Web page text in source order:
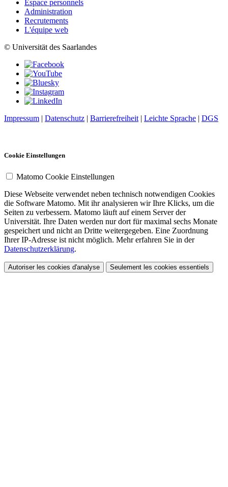
Espace personnels
Administration
Recrutements
L'équipe web
© Universität des Saarlandes
Impressum | Datenschutz | Barrierefreiheit | Leichte Sprache | DGS
Cookie Einstellungen
Matomo Cookie Einstellungen
Diese Webseite verwendet neben technisch notwendigen Cookies
die Software Matomo. Mit ihr analysieren wir Ihre Klicks, um die
Seiten zu verbessern. Matomo läuft auf einem Server der
Universität. Ihre Daten werden nur dort für maximal sechs Monate
gespeichert und nicht an Dritte weitergegeben. Eine Zuordnung
Ihrer IP-Adresse ist nicht möglich. Mehr erfahren Sie in der
Datenschutzerklärung.
Autoriser les cookies d'analyse Seulement les cookies essentiels